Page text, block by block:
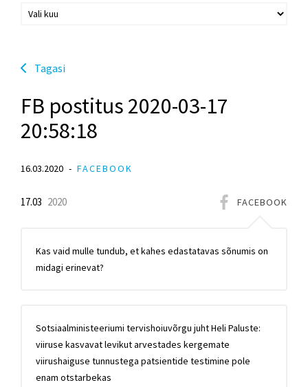
Tagasi
FB postitus 2020-03-17
20:58:18
16.03.2020 FACEBOOK
FACEBOOK
17.03 2020
Kas vaid mulle tundub, et kahes edastatavas sõnumis on
midagi erinevat?
Sotsiaalministeeriumi tervishoiuvõrgu juht Heli Paluste:
viiruse kasvavat levikut arvestades kergemate
viirushaiguse tunnustega patsientide testimine pole
enam otstarbekas